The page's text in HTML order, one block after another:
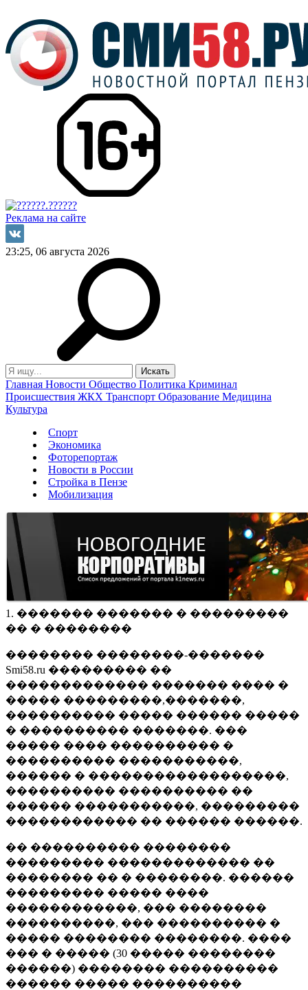
Реклама на сайте
23:25, 06 августа 2026
Главная Новости Общество Политика Криминал
Происшествия ЖКХ Транспорт Образование Медицина
Культура
Спорт
Экономика
Фоторепортаж
Новости в России
Стройка в Пензе
Мобилизация
1. ������� ������� � ���������
�� � ��������
�������� ��������-�������
Smi58.ru ��������� ��
������������� ������� ���� �
����� ���������,�������,
���������� ����� ������ �����
� ���������� �������. ���
����� ���� ���������� �
���������� �����������,
������ � ������������������,
���������� ���������� ��
������ �����������, ���������
������������ �� ������ ������.
�� ���������� ��������
��������� ������������� ��
�������� �� � ��������. ������
��������� ����� ����
������������, ��� ��������
����������, ��� ���������� �
����� �������� ��������. ����
��� � ����� (30 ����� ��������
������) �������� ����������
������ ����� ����������